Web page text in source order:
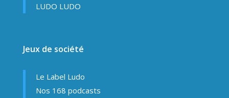
LUDO LUDO
Jeux de société
Le Label Ludo
Nos 168 podcasts